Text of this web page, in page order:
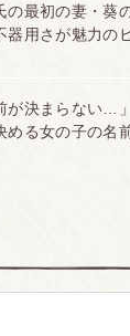
の最初の妻・葵
器用さが魅力の
が決まらない…
める女の子の名